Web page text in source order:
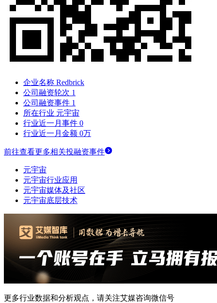
企业名称 Redbrick
公司融资轮次 1
公司融资事件 1
所在行业 元宇宙
行业近一月事件 0
行业近一月金额 0万
前往查看更多相关投融资事件
元宇宙
元宇宙行业应用
元宇宙媒体及社区
元宇宙底层技术
更多行业数据和分析观点，请关注艾媒咨询微信号